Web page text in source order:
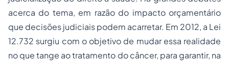
acerca do tema, em razão do impacto orçamentário
que decisões judiciais podem acarretar. Em 2012, a Lei
12.732 surgiu com o objetivo de mudar essa realidade
no que tange ao tratamento do câncer, para garantir, na